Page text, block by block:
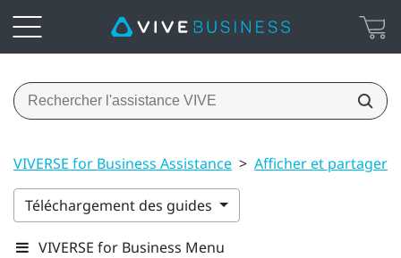
VIVERSE for Business Assistance > Afficher et partager
Téléchargement des guides
VIVERSE for Business Menu